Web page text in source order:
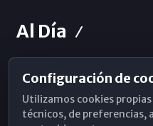
Al Día
Horarios de Misa
Hemeroteca
Configuración de
Utilizamos cookies
técnicos, de preferencias,